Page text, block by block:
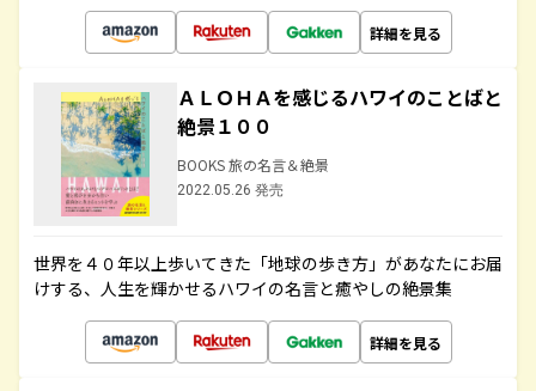
詳細を見る
ＡＬＯＨＡを感じるハワイのことばと
絶景１００
BOOKS 旅の名言＆絶景
2022.05.26 発売
世界を４０年以上歩いてきた「地球の歩き方」があなたにお届
けする、人生を輝かせるハワイの名言と癒やしの絶景集
詳細を見る